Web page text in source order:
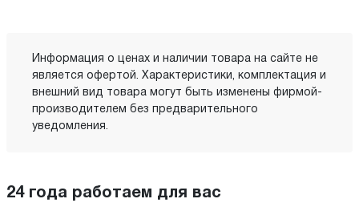
Информация о ценах и наличии товара на сайте не
является офертой. Характеристики, комплектация и
внешний вид товара могут быть изменены фирмой-
производителем без предварительного
уведомления.
24 года работаем для вас